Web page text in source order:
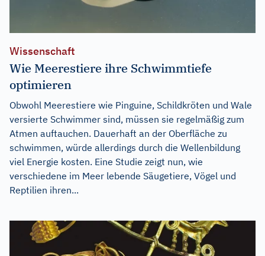
Wissenschaft
Wie Meerestiere ihre Schwimmtiefe
optimieren
Obwohl Meerestiere wie Pinguine, Schildkröten und Wale
versierte Schwimmer sind, müssen sie regelmäßig zum
Atmen auftauchen. Dauerhaft an der Oberfläche zu
schwimmen, würde allerdings durch die Wellenbildung
viel Energie kosten. Eine Studie zeigt nun, wie
verschiedene im Meer lebende Säugetiere, Vögel und
Reptilien ihren...